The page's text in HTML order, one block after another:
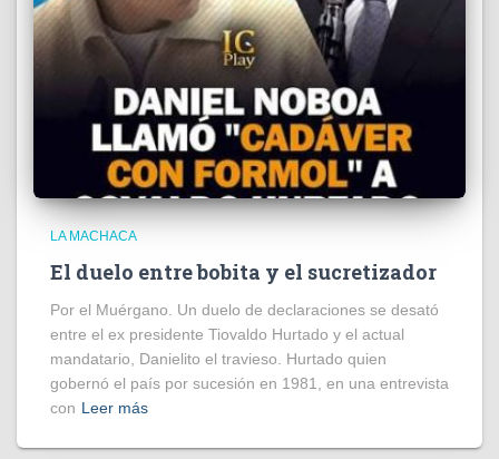
LA MACHACA
El duelo entre bobita y el sucretizador
Por el Muérgano. Un duelo de declaraciones se desató
entre el ex presidente Tiovaldo Hurtado y el actual
mandatario, Danielito el travieso. Hurtado quien
gobernó el país por sucesión en 1981, en una entrevista
con Leer más